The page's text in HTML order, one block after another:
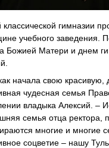
классической гимназии
учебного заведения.
Божией Матери и днем
начала свою
чудесная семья
владыка Алексий. –
семья отца ректора,
многие и многие
соцветие – нашу